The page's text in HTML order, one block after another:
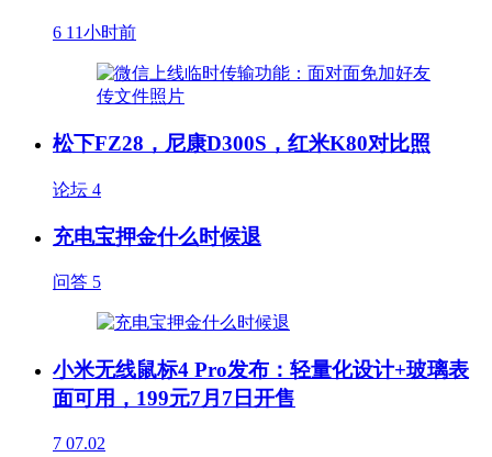
6 11小时前
松下FZ28，尼康D300S，红米K80对比照
论坛 4
充电宝押金什么时候退
问答 5
小米无线鼠标4 Pro发布：轻量化设计+玻璃表
面可用，199元7月7日开售
7 07.02